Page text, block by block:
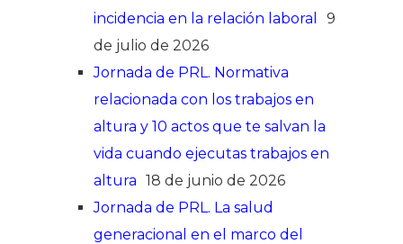
incidencia en la relación laboral
9
de julio de 2026
Jornada de PRL. Normativa
relacionada con los trabajos en
altura y 10 actos que te salvan la
vida cuando ejecutas trabajos en
altura 18 de junio de 2026
Jornada de PRL. La salud
generacional en el marco del